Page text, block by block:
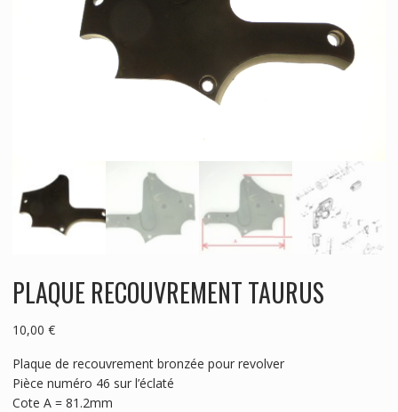
PLAQUE RECOUVREMENT TAURUS
10,00 €
Plaque de recouvrement bronzée pour revolver
Pièce numéro 46 sur l’éclaté
Cote A = 81.2mm